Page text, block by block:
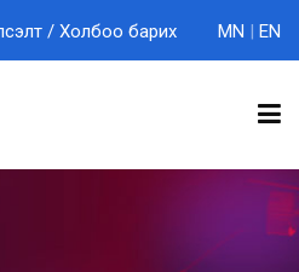
/ Холбоо барих MN | EN